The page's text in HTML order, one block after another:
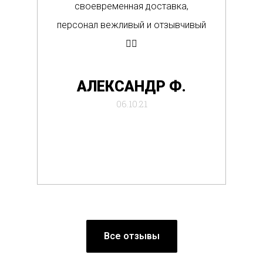
своевременная доставка,
персонал вежливый и отзывчивый
👍🏼
АЛЕКСАНДР Ф.
06.10.21
Все отзывы